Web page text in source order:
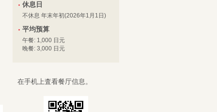
休息日
不休息 年末年初(2026年1月1日)
平均预算
午餐: 1,000 日元
晚餐: 3,000 日元
在手机上査看餐厅信息。